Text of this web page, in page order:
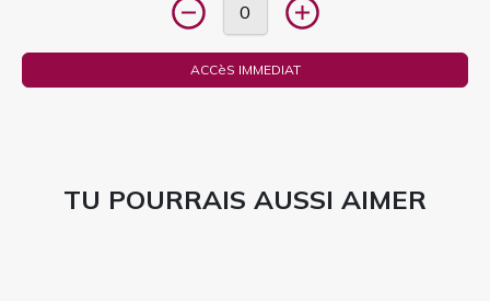
ACCèS IMMEDIAT
TU POURRAIS AUSSI AIMER